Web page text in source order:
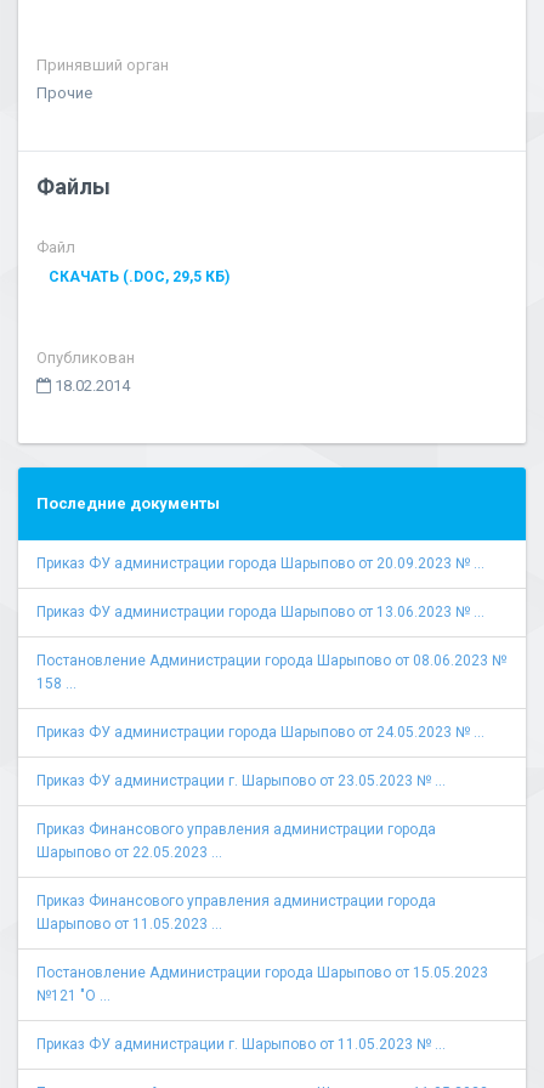
Принявший орган
Прочие
Файлы
Файл
СКАЧАТЬ (.DOC, 29,5 КБ)
Опубликован
18.02.2014
Последние документы
Приказ ФУ администрации города Шарыпово от 20.09.2023 № ...
Приказ ФУ администрации города Шарыпово от 13.06.2023 № ...
Постановление Администрации города Шарыпово от 08.06.2023 №
158 ...
Приказ ФУ администрации города Шарыпово от 24.05.2023 № ...
Приказ ФУ администрации г. Шарыпово от 23.05.2023 № ...
Приказ Финансового управления администрации города
Шарыпово от 22.05.2023 ...
Приказ Финансового управления администрации города
Шарыпово от 11.05.2023 ...
Постановление Администрации города Шарыпово от 15.05.2023
№121 "О ...
Приказ ФУ администрации г. Шарыпово от 11.05.2023 № ...